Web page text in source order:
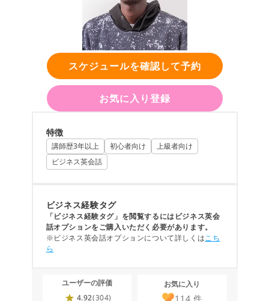
スケジュールを確認して予約
お気に入り登録
特徴
講師歴3年以上 初心者向け
上級者向け
ビジネス英会話
ビジネス経験タグ
「ビジネス経験タグ」を閲覧するにはビジネス英会
話オプションをご購入いただく必要があります。
※ビジネス英会話オプションについて詳しくはこち
ら
ユーザーの評価
4.92(304)
お気に入り
114 件